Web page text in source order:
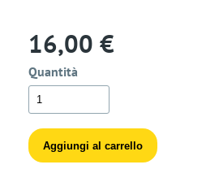
16,00 €
Quantità